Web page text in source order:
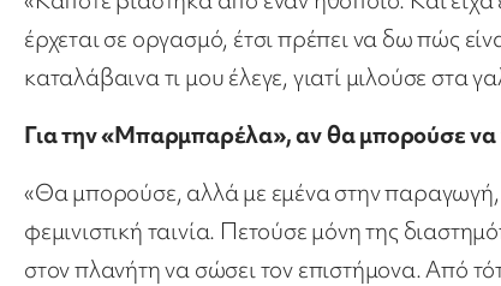
έρχεται σε οργασμό, έτσι πρέπει να δω πώς
καταλάβαινα τι μου έλεγε, γιατί μιλούσε στα
Για την «Μπαρμπαρέλα», αν θα μπορούσε να
«Θα μπορούσε, αλλά με εμένα στην παραγωγή,
φεμινιστική ταινία. Πετούσε μόνη της
στον πλανήτη να σώσει τον επιστήμονα. Από